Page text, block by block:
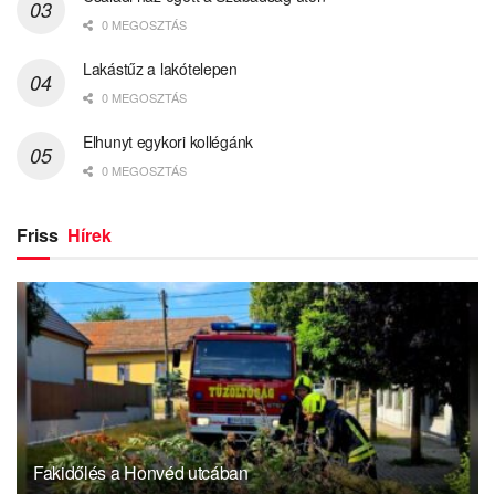
0 MEGOSZTÁS
Lakástűz a lakótelepen
0 MEGOSZTÁS
Elhunyt egykori kollégánk
0 MEGOSZTÁS
Friss Hírek
Fakidőlés a Honvéd utcában